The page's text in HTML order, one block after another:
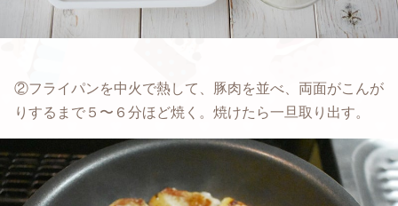
②フライパンを中火で熱して、豚肉を並べ、両面がこんが
りするまで５〜６分ほど焼く。焼けたら一旦取り出す。